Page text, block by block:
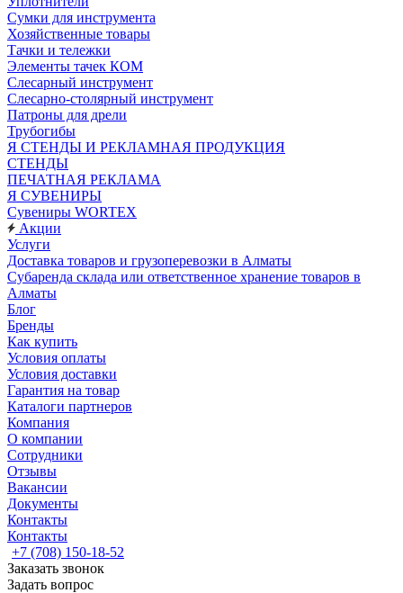
Сумки для инструмента
Хозяйственные товары
Тачки и тележки
Элементы тачек КОМ
Слесарный инструмент
Слесарно-столярный инструмент
Патроны для дрели
Трубогибы
Я СТЕНДЫ И РЕКЛАМНАЯ ПРОДУКЦИЯ
СТЕНДЫ
ПЕЧАТНАЯ РЕКЛАМА
Я СУВЕНИРЫ
Сувениры WORTEX
Акции
Услуги
Доставка товаров и грузоперевозки в Алматы
Субаренда склада или ответственное хранение товаров в
Алматы
Блог
Бренды
Как купить
Условия оплаты
Условия доставки
Гарантия на товар
Каталоги партнеров
Компания
О компании
Сотрудники
Отзывы
Вакансии
Документы
Контакты
Контакты
+7 (708) 150-18-52
Заказать звонок
Задать вопрос